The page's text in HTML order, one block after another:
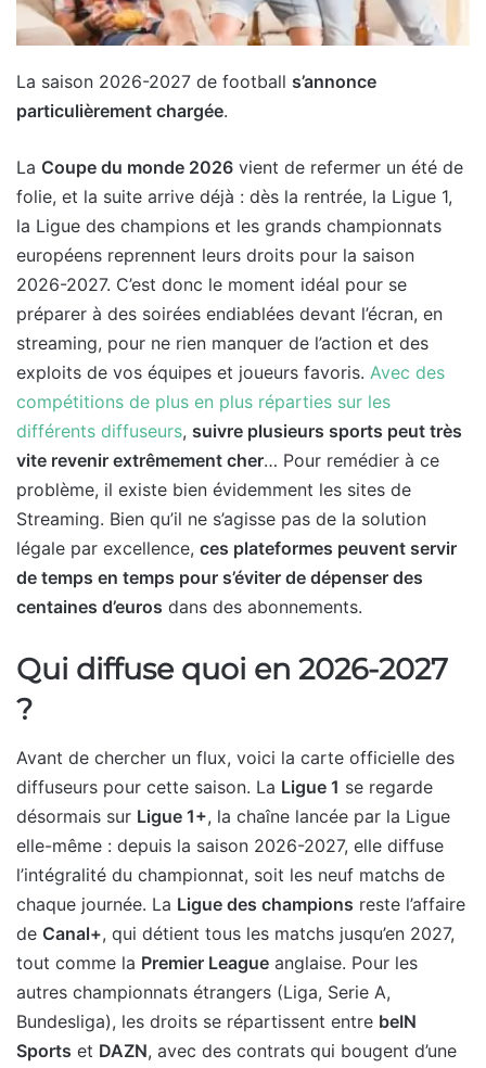
La saison 2026-2027 de football s’annonce
particulièrement chargée.
La Coupe du monde 2026 vient de refermer un été de
folie, et la suite arrive déjà : dès la rentrée, la Ligue 1,
la Ligue des champions et les grands championnats
européens reprennent leurs droits pour la saison
2026-2027. C’est donc le moment idéal pour se
préparer à des soirées endiablées devant l’écran, en
streaming, pour ne rien manquer de l’action et des
exploits de vos équipes et joueurs favoris. Avec des
compétitions de plus en plus réparties sur les
différents diffuseurs, suivre plusieurs sports peut très
vite revenir extrêmement cher… Pour remédier à ce
problème, il existe bien évidemment les sites de
Streaming. Bien qu’il ne s’agisse pas de la solution
légale par excellence, ces plateformes peuvent servir
de temps en temps pour s’éviter de dépenser des
centaines d’euros dans des abonnements.
Qui diffuse quoi en 2026-2027
?
Avant de chercher un flux, voici la carte officielle des
diffuseurs pour cette saison. La Ligue 1 se regarde
désormais sur Ligue 1+, la chaîne lancée par la Ligue
elle-même : depuis la saison 2026-2027, elle diffuse
l’intégralité du championnat, soit les neuf matchs de
chaque journée. La Ligue des champions reste l’affaire
de Canal+, qui détient tous les matchs jusqu’en 2027,
tout comme la Premier League anglaise. Pour les
autres championnats étrangers (Liga, Serie A,
Bundesliga), les droits se répartissent entre beIN
Sports et DAZN, avec des contrats qui bougent d’une